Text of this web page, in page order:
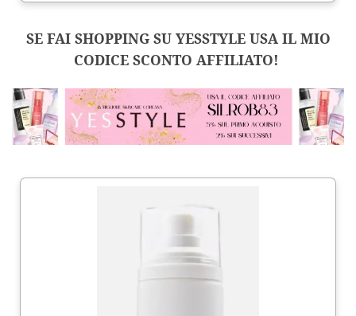
SE FAI SHOPPING SU YESSTYLE USA IL MIO
CODICE SCONTO AFFILIATO!